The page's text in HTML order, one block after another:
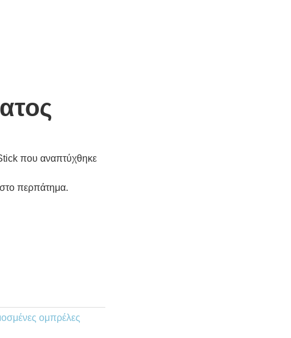
που αναπτύχθηκε
περπάτημα.
ομπρέλες